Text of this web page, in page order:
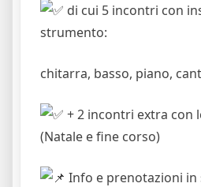
di cui 5 incontri con
strumento:
chitarra, basso, piano,
+ 2 incontri extra con
(Natale e fine corso)
Info e prenotazioni in